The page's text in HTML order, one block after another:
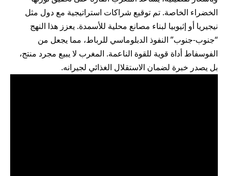
الخضراء الخاصة. تم توقيع شراكات استراتيجية مع دول مثل
نيجيريا أو إثيوبيا لبناء مصانع محلية للأسمدة. يعزز هذا النهج
“جنوب-جنوب” النفوذ الدبلوماسي للرباط، مما يجعل من
الفوسفاط أداة قوية للقوة الناعمة. المغرب لا يبيع مجرد منتج،
بل يصدر خبرة لضمان الاستقلال الغذائي لجيرانه.